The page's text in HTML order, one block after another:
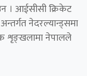
। आईसीसी क्रिकेट
नेदरल्यान्ड्समा
शृङ्खलामा नेपालले